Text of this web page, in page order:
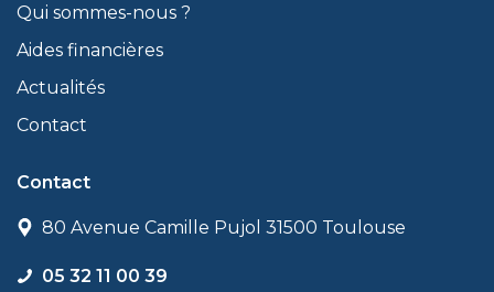
Qui sommes-nous ?
Aides financières
Actualités
Contact
Contact
80 Avenue Camille Pujol 31500 Toulouse
05 32 11 00 39